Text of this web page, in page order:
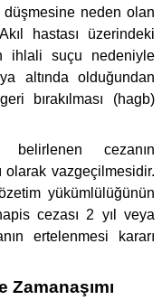
düşmesine neden olan
hastası üzerindeki
ihlali suçu nedeniyle
altında olduğundan
bırakılması (hagb)
cezanın
olarak vazgeçilmesidir.
yükümlülüğünün
cezası 2 yıl veya
ertelenmesi kararı